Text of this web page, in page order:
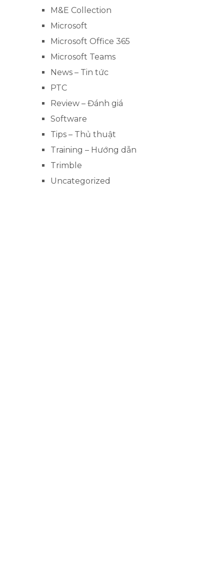
M&E Collection
Microsoft
Microsoft Office 365
Microsoft Teams
News – Tin tức
PTC
Review – Đánh giá
Software
Tips – Thủ thuật
Training – Hướng dẫn
Trimble
Uncategorized